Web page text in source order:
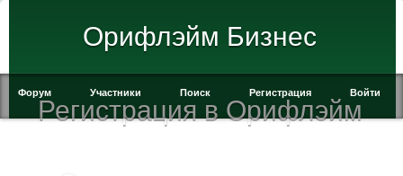
Орифлэйм Бизнес
Регистрация в Орифлэйм
Форум Участники Поиск Регистрация Войти